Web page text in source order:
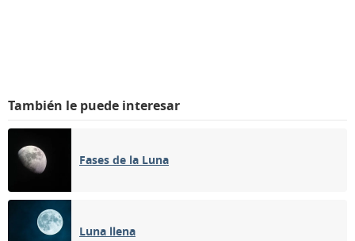
También le puede interesar
Fases de la Luna
Luna llena